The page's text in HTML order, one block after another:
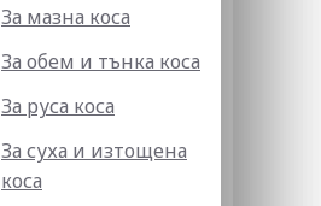
За мазна коса
За обем и тънка коса
За руса коса
За суха и изтощена
коса